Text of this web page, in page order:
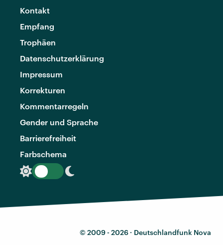
Kontakt
Empfang
Trophäen
Datenschutzerklärung
Impressum
Korrekturen
Kommentarregeln
Gender und Sprache
Barrierefreiheit
Farbschema
© 2009 - 2026 · Deutschlandfunk Nova